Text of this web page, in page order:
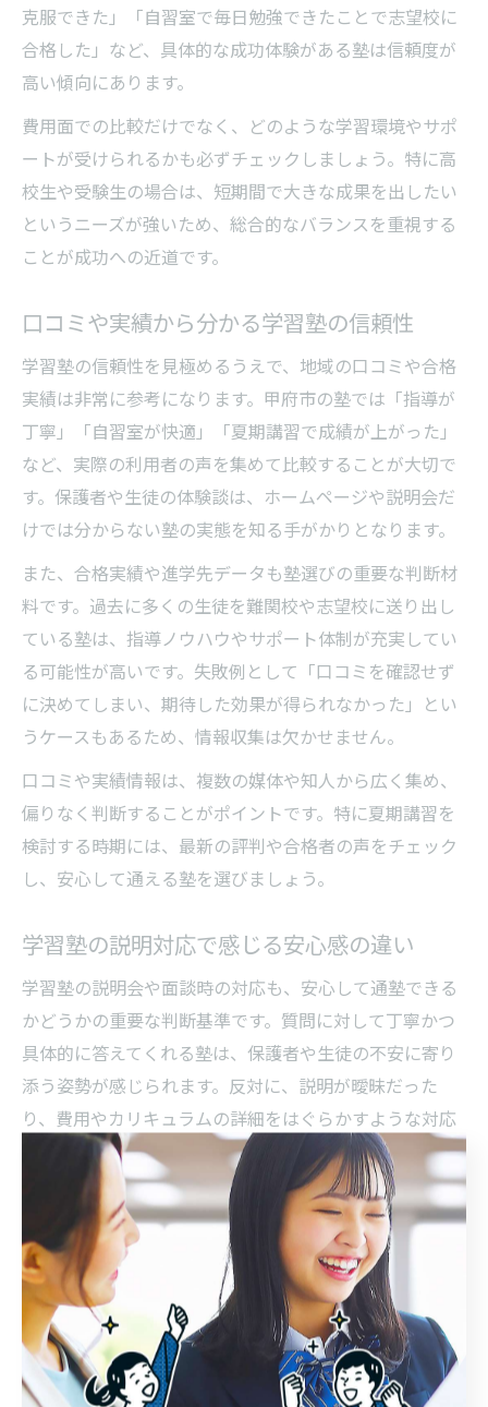
克服できた」「自習室で毎日勉強できたことで志望校に
合格した」など、具体的な成功体験がある塾は信頼度が
高い傾向にあります。
費用面での比較だけでなく、どのような学習環境やサポ
ートが受けられるかも必ずチェックしましょう。特に高
校生や受験生の場合は、短期間で大きな成果を出したい
というニーズが強いため、総合的なバランスを重視する
ことが成功への近道です。
口コミや実績から分かる学習塾の信頼性
学習塾の信頼性を見極めるうえで、地域の口コミや合格
実績は非常に参考になります。甲府市の塾では「指導が
丁寧」「自習室が快適」「夏期講習で成績が上がった」
など、実際の利用者の声を集めて比較することが大切で
す。保護者や生徒の体験談は、ホームページや説明会だ
けでは分からない塾の実態を知る手がかりとなります。
また、合格実績や進学先データも塾選びの重要な判断材
料です。過去に多くの生徒を難関校や志望校に送り出し
ている塾は、指導ノウハウやサポート体制が充実してい
る可能性が高いです。失敗例として「口コミを確認せず
に決めてしまい、期待した効果が得られなかった」とい
うケースもあるため、情報収集は欠かせません。
口コミや実績情報は、複数の媒体や知人から広く集め、
偏りなく判断することがポイントです。特に夏期講習を
検討する時期には、最新の評判や合格者の声をチェック
し、安心して通える塾を選びましょう。
学習塾の説明対応で感じる安心感の違い
学習塾の説明会や面談時の対応も、安心して通塾できる
かどうかの重要な判断基準です。質問に対して丁寧かつ
具体的に答えてくれる塾は、保護者や生徒の不安に寄り
添う姿勢が感じられます。反対に、説明が曖昧だった
り、費用やカリキュラムの詳細をはぐらかすような対応
が見られる場合は注意が必要です。
特に夏期講習の内容や自習室の利用ルール、追加料金の
有無など、疑問点をしっかり確認しましょう。「説明対
応が親身だったので入塾を決めた」「相談時に具体的な
学習プランを提案してもらえた」といった体験談も多
く、説明対応は塾の信頼性を測るバロメーターとなりま
す。
不明点や不安が残る場合は、複数の塾で説明を受け、納